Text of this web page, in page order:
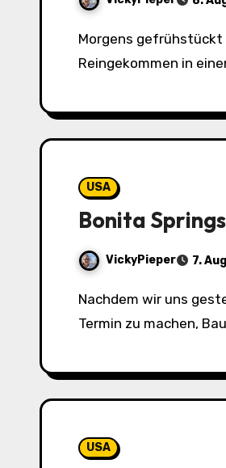
Morgens gefrühstückt und dann los zur Mercedes Werkstatt in Bonita Springs. Tja, was soll ich sagen, Werkstatt ist wohl untertrieben.
Reingekommen in
USA
Bonita
VickyPieper 7.
Nachdem wir uns gestern wieder etwas erfrischt und erholt hatten, sind wir nochmal los. Ziele: empfohlene Werkstatt aufsuchen, um einen
Termin zu machen,
USA